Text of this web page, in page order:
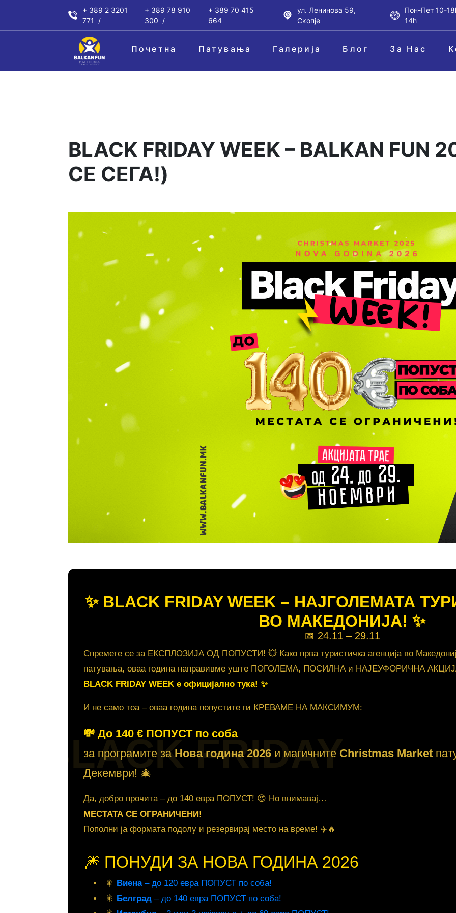
+ 389 2 3201
771
+ 389 78 910
300
+ 389 70 415
664
ул. Ленинова 59,
Скопје
Пон-Пет 10-
14h
Почетна Патувања Галерија Блог За Нас
BLACK FRIDAY WEEK – BALKAN
СЕ СЕГА!)
BLACK FRIDAY
✨ BLACK FRIDAY WEEK – НАЈГОЛЕМАТА
ВО МАКЕДОНИЈА! ✨
📅 24.11 – 29.11
Спремете се за ЕКСПЛОЗИЈА ОД ПОПУСТИ! 💥 Како прва туристичка агенција во
патувања, оваа година направивме уште ПОГОЛЕМА, ПОСИЛНА и НАЈЕУФОРИЧНА
BLACK FRIDAY WEEK е официјално тука! ✨
И не само тоа – оваа година попустите ги КРЕВАМЕ НА МАКСИМУМ:
💸 Дo 140 € ПОПУСТ по соба
за програмите за Нова година 2026 и магичните Christmas Market
Декември! 🎄
Да, добро прочита – до 140 евра ПОПУСТ! 😍 Но внимавај…
МЕСТАТА СЕ ОГРАНИЧЕНИ!
Пополни ја формата подолу и резервирај место на време! ✈️🔥
🎆 ПОНУДИ ЗА НОВА ГОДИНА 2026
🎇 Виена– до 120 евра ПОПУСТ по соба!
🎇 Белград – до 140 евра ПОПУСТ по соба!